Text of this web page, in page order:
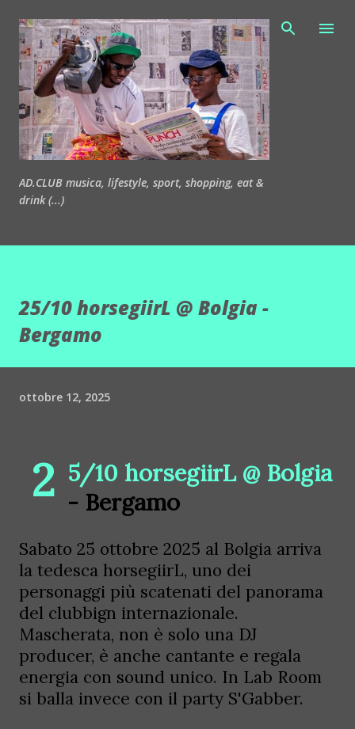
Passa ai contenuti principali
AD.CLUB musica, lifestyle, sport, shopping, eat &
drink (...)
25/10 horsegiirL @ Bolgia -
Bergamo
ottobre 12, 2025
2 5/10 horsegiirL @ Bolgia
- Bergamo
Sabato 25 ottobre 2025 al Bolgia arriva
la tedesca horsegiirL, uno dei
personaggi più scatenati del panorama
del clubbign internazionale.
Mascherata, non è solo una DJ
producer, è anche cantante e regala
energia con sound unico. In Lab Room
si balla invece con il party S'Gabber.